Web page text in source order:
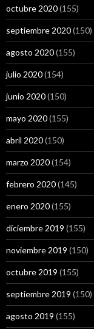
octubre 2020(155)
septiembre 2020(150)
agosto 2020(155)
julio 2020(154)
junio 2020(150)
mayo 2020(155)
abril 2020(150)
marzo 2020(154)
febrero 2020(145)
enero 2020(155)
diciembre 2019 (155)
noviembre 2019 (150)
octubre 2019 (155)
septiembre 2019 (150)
agosto 2019 (155)